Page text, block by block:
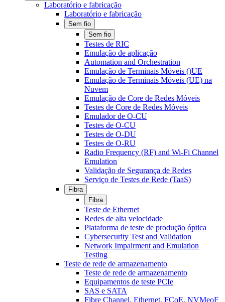
Laboratório e fabricação
Laboratório e fabricação
Sem fio
Sem fio
Testes de RIC
Emulação de aplicação
Automation and Orchestration
Emulação de Terminais Móveis ()UE
Emulação de Terminais Móveis (UE) na
Nuvem
Emulação de Core de Redes Móveis
Testes de Core de Redes Móveis
Emulador de O-CU
Testes de O-CU
Testes de O-DU
Testes de O-RU
Radio Frequency (RF) and Wi-Fi Channel
Emulation
Validação de Segurança de Redes
Serviço de Testes de Rede (TaaS)
Fibra
Fibra
Teste de Ethernet
Redes de alta velocidade
Plataforma de teste de produção óptica
Cybersecurity Test and Validation
Network Impairment and Emulation
Testing
Teste de rede de armazenamento
Teste de rede de armazenamento
Equipamentos de teste PCIe
SAS e SATA
Fibre Channel, Ethernet, FCoE, NVMeoF